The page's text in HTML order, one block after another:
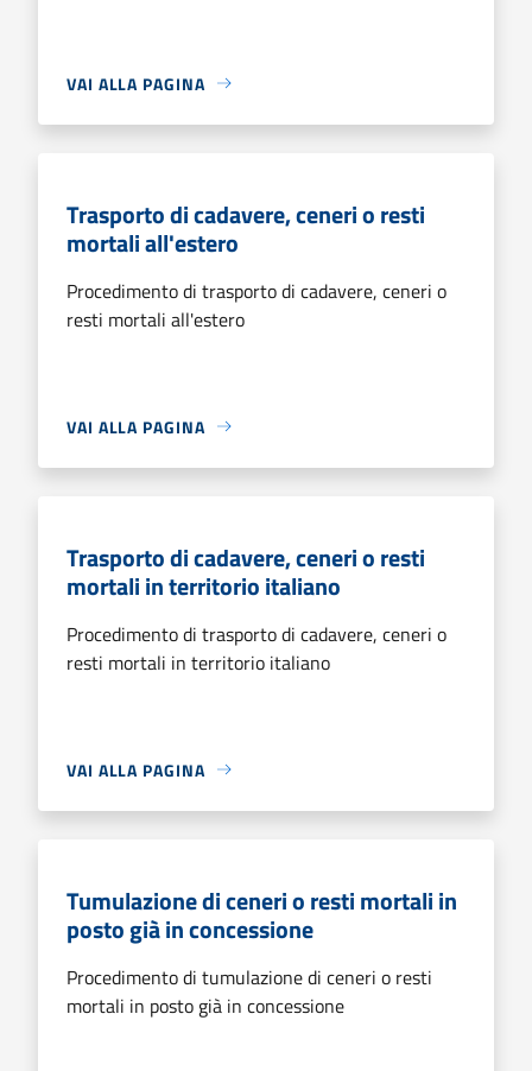
VAI ALLA PAGINA
Trasporto di cadavere, ceneri o resti
mortali all'estero
Procedimento di trasporto di cadavere, ceneri o
resti mortali all'estero
VAI ALLA PAGINA
Trasporto di cadavere, ceneri o resti
mortali in territorio italiano
Procedimento di trasporto di cadavere, ceneri o
resti mortali in territorio italiano
VAI ALLA PAGINA
Tumulazione di ceneri o resti mortali in
posto già in concessione
Procedimento di tumulazione di ceneri o resti
mortali in posto già in concessione